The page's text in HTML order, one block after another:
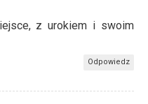
z urokiem i swoim
Odpowiedz